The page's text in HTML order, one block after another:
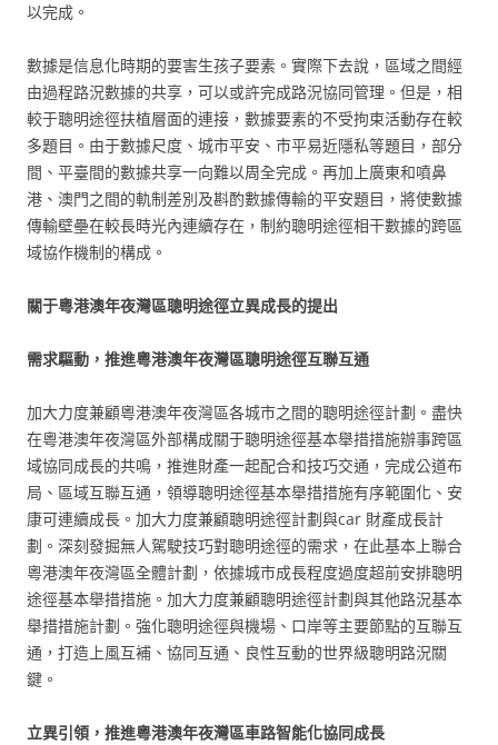
以完成。
數據是信息化時期的要害生孩子要素。實際下去說，區域之間經
由過程路況數據的共享，可以或許完成路況協同管理。但是，相
較于聰明途徑扶植層面的連接，數據要素的不受拘束活動存在較
多題目。由于數據尺度、城市平安、市平易近隱私等題目，部分
間、平臺間的數據共享一向難以周全完成。再加上廣東和噴鼻
港、澳門之間的軌制差別及斟酌數據傳輸的平安題目，將使數據
傳輸壁壘在較長時光內連續存在，制約聰明途徑相干數據的跨區
域協作機制的構成。
關于粵港澳年夜灣區聰明途徑立異成長的提出
需求驅動，推進粵港澳年夜灣區聰明途徑互聯互通
加大力度兼顧粵港澳年夜灣區各城市之間的聰明途徑計劃。盡快
在粵港澳年夜灣區外部構成關于聰明途徑基本舉措措施辦事跨區
域協同成長的共鳴，推進財產一起配合和技巧交通，完成公道布
局、區域互聯互通，領導聰明途徑基本舉措措施有序範圍化、安
康可連續成長。加大力度兼顧聰明途徑計劃與car 財產成長計
劃。深刻發掘無人駕駛技巧對聰明途徑的需求，在此基本上聯合
粵港澳年夜灣區全體計劃，依據城市成長程度過度超前安排聰明
途徑基本舉措措施。加大力度兼顧聰明途徑計劃與其他路況基本
舉措措施計劃。強化聰明途徑與機場、口岸等主要節點的互聯互
通，打造上風互補、協同互通、良性互動的世界級聰明路況關
鍵。
立異引領，推進粵港澳年夜灣區車路智能化協同成長